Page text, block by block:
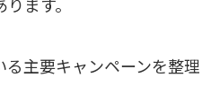
主要キャンペーンを整理